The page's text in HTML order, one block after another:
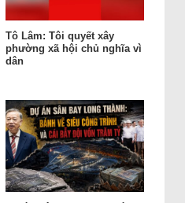
Tô Lâm: Tôi quyết xây
phường xã hội chủ nghĩa vì
dân